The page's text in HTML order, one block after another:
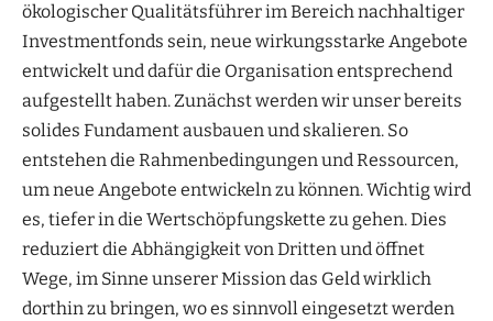
ökologischer Qualitätsführer im Bereich nachhaltiger
Investmentfonds sein, neue wirkungsstarke Angebote
entwickelt und dafür die Organisation entsprechend
aufgestellt haben. Zunächst werden wir unser bereits
solides Fundament ausbauen und skalieren. So
entstehen die Rahmenbedingungen und Ressourcen,
um neue Angebote entwickeln zu können. Wichtig wird
es, tiefer in die Wertschöpfungskette zu gehen. Dies
reduziert die Abhängigkeit von Dritten und öffnet
Wege, im Sinne unserer Mission das Geld wirklich
dorthin zu bringen, wo es sinnvoll eingesetzt werden